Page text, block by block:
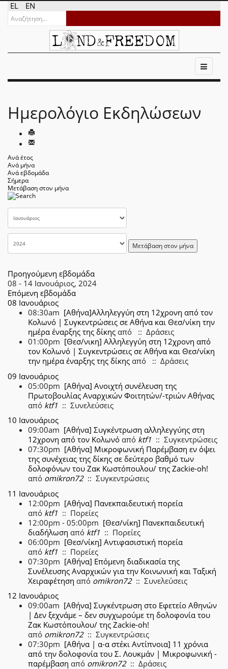
EL EN
Ημερολόγιο Εκδηλώσεων
Ανά έτος
Ανά μήνα
Ανά εβδομάδα
Σήμερα
Μετάβαση στον μήνα
Μετάβαση στον μήνα
Προηγούμενη εβδομάδα
08 - 14 Ιανουάριος, 2024
Επόμενη εβδομάδα
08 Ιανουάριος
08:30am [Αθήνα]Αλληλεγγύη στη 12χρονη από τον
Κολωνό | Συγκεντρώσεις σε Αθήνα και Θεσ/νίκη την
ημέρα έναρξης της δίκης από
:: Δράσεις
01:00pm [Θεσ/νικη] Αλληλεγγύη στη 12χρονη από
τον Κολωνό | Συγκεντρώσεις σε Αθήνα και Θεσ/νίκη
την ημέρα έναρξης της δίκης από
:: Δράσεις
09 Ιανουάριος
05:00pm [Αθήνα] Ανοιχτή συνέλευση της
Πρωτοβουλίας Αναρχικών Φοιτητών/-τριών Αθήνας
από ktf1 :: Συνελεύσεις
10 Ιανουάριος
09:00am [Αθήνα] Συγκέντρωση αλληλεγγύης στη
12χρονη από τον Κολωνό από ktf1 :: Συγκεντρώσεις
07:30pm [Αθήνα] Μικροφωνική Παρέμβαση εν όψει
της συνέχειας της δίκης σε δεύτερο βαθμό των
δολοφόνων του Ζακ Κωστόπουλου/ της Zackie-oh!
από omikron72:: Συγκεντρώσεις
11 Ιανουάριος
12:00pm [Αθήνα] Πανεκπαιδευτική πορεία
από ktf1 :: Πορείες
12:00pm - 05:00pm [Θεσ/νίκη] Πανεκπαιδευτική
διαδήλωση από ktf1 :: Πορείες
06:00pm [Θεσ/νίκη] Αντιφασιστική πορεία
από ktf1 :: Πορείες
07:30pm [Αθήνα] Επόμενη διαδικασία της
Συνέλευσης Αναρχικών για την Κοινωνική και Ταξική
Χειραφέτηση από omikron72:: Συνελεύσεις
12 Ιανουάριος
09:00am [Αθήνα] Συγκέντρωση στο Εφετείο Αθηνών
| Δεν ξεχνάμε – δεν συγχωρούμε τη δολοφονία του
Ζακ Κωστόπουλου/ της Zackie-oh!
από omikron72:: Συγκεντρώσεις
07:30pm [Αθήνα | α-α στέκι Αντίπνοια] 11 χρόνια
από την δολοφονία του Σ. Λουκμάν | Μικροφωνική -
παρέμβαση από omikron72:: Δράσεις